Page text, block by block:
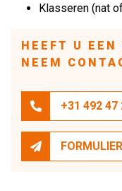
Klasseren (nat
HEEFT U EEN
NEEM
+31 492 47